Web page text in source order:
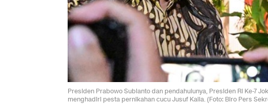
Presiden Prabowo Subianto dan pendahulunya, Presiden RI Ke-7
menghadiri pesta pernikahan cucu Jusuf Kalla. (Foto: Biro Pers